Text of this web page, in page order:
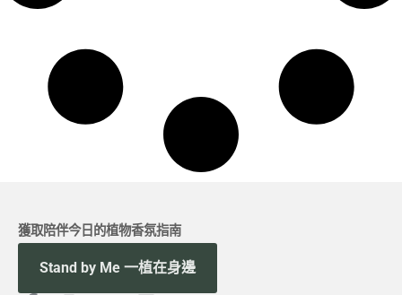
獲取陪伴今日的植物香氛指南
Stand by Me 一植在身邊